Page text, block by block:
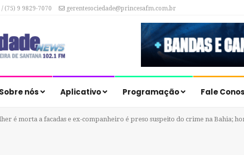
(75) 9 9829-7070 gerentesociedade@princesafm.com.br
Sobre nós Aplicativo Programação Fale
é morta a facadas e ex-companheiro é preso suspeito do crime na Bahia;